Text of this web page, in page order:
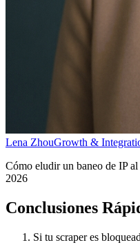
Lena ZhouGrowth &
Cómo eludir un baneo de IP
2026
Conclusiones
Si tu scraper es